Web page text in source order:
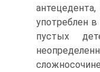
употреблен
пустых